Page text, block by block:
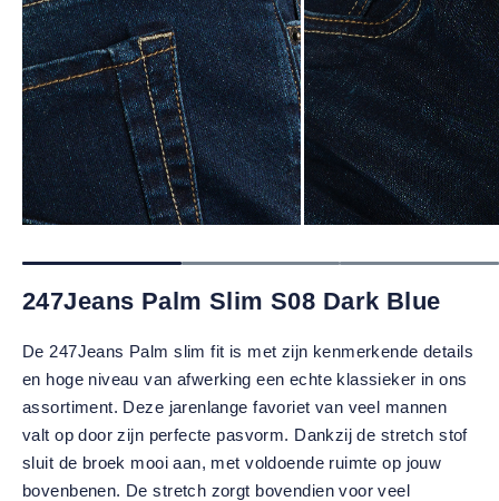
247Jeans Palm Slim S08 Dark Blue
De 247Jeans Palm slim fit is met zijn kenmerkende details
en hoge niveau van afwerking een echte klassieker in ons
assortiment. Deze jarenlange favoriet van veel mannen
valt op door zijn perfecte pasvorm. Dankzij de stretch stof
sluit de broek mooi aan, met voldoende ruimte op jouw
bovenbenen. De stretch zorgt bovendien voor veel